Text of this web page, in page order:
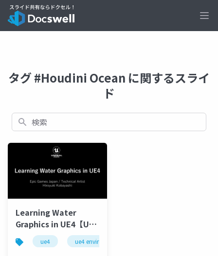
タグ #Houdini Ocean に関するスライ
ド
検索
Learning Water
Graphics in UE4【UE4
Environment Art Dive
2019】
ue4 ue4 environment art dive 2019